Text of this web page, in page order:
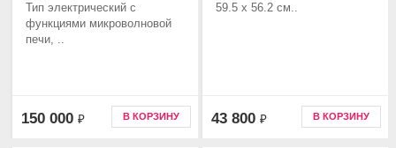
Тип электрический с
функциями микроволновой
печи, ..
150 000 ₽ В КОРЗИНУ
59.5 x 56.2 см..
43 800 ₽ В КОРЗИНУ